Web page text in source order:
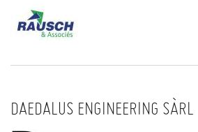
DAEDALUS ENGINEERING SÀRL